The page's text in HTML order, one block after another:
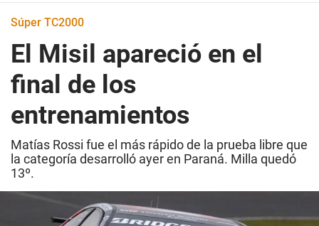
Súper TC2000
El Misil apareció en el
final de los
entrenamientos
Matías Rossi fue el más rápido de la prueba libre que
la categoría desarrolló ayer en Paraná. Milla quedó
13º.